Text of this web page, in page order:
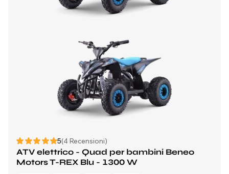
5(4 Recensioni)
ATV elettrico - Quad per bambini Beneo
Motors T-REX Blu - 1300 W